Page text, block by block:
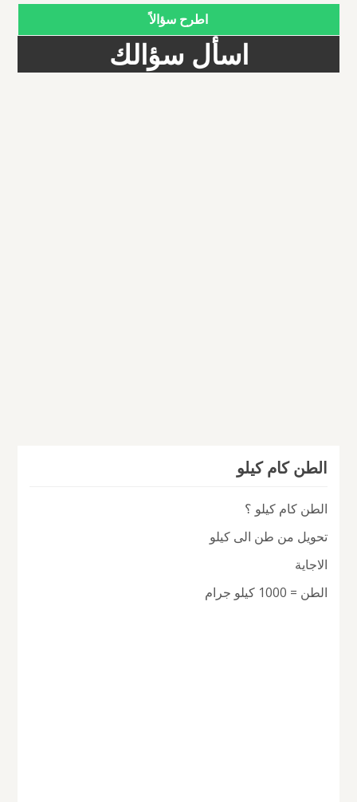
اطرح سؤالاً
اسأل سؤالك
الطن كام كيلو
الطن كام كيلو ؟
تحويل من طن الى كيلو
الاجاية
الطن = 1000 كيلو جرام